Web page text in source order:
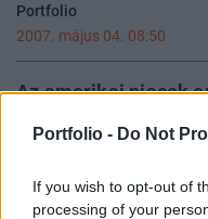
Portfolio - Do Not
If you wish to opt-out of
processing of your
Portfolio
2007. május 04. 08:50
Az amerikai piacok
kereskedési napot a
1.5%-os
szempontból